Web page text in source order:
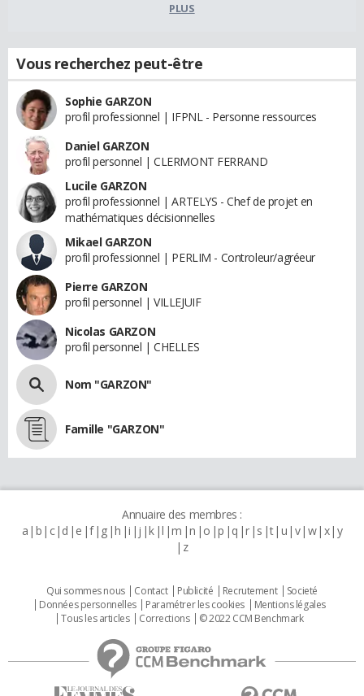
PLUS
Vous recherchez peut-être
Sophie GARZON
profil professionnel | IFPNL - Personne ressources
Daniel GARZON
profil personnel | CLERMONT FERRAND
Lucile GARZON
profil professionnel | ARTELYS - Chef de projet en
mathématiques décisionnelles
Mikael GARZON
profil professionnel | PERLIM - Controleur/agréeur
Pierre GARZON
profil personnel | VILLEJUIF
Nicolas GARZON
profil personnel | CHELLES
Nom "GARZON"
Famille "GARZON"
Annuaire des membres :
a b c d e f g h i j k l m n o p q r s t u v w x y
z
Qui sommes nous Contact Publicité Recrutement
Societé
Données personnelles
Paramétrer les cookies
Mentions légales
Tous les articles
Corrections © 2022 CCM Benchmark